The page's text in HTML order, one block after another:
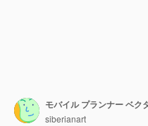
siberianart